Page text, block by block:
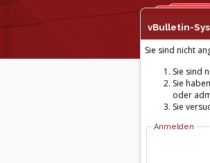
vBulletin-
Sie sind nicht
Sie sind
Sie
oder
Sie
Anmelden